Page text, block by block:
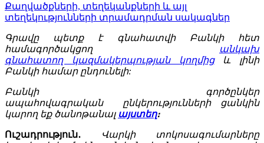
Քաղվածքների, տեղեկանքների և այլ
տեղեկությունների տրամադրման սակագներ
Գրավը պետք է գնահատվի Բանկի հետ
համագործակցող
անկախ
գնահատող կազմակերպության կողմիցև լինի
Բանկի համար ընդունելի:
Բանկի գործընկեր
ապահովագրական ընկերությունների ցանկին
կարող եք ծանոթանալ այստեղ։
Ուշադրություն․
Վարկի տոկոսագումարները